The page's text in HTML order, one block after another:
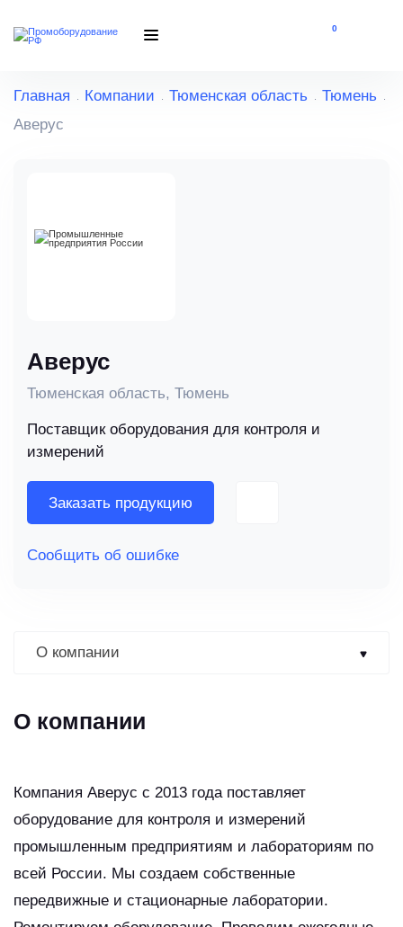
0
Главная Компании Тюменская область
Тюмень
Аверус
Аверус
Тюменская область, Тюмень
Поставщик оборудования для контроля и
измерений
Заказать продукцию
Сообщить об ошибке
О компании
О компании
Компания Аверус с 2013 года поставляет
оборудование для контроля и измерений
промышленным предприятиям и лабораториям по
всей России. Мы создаем собственные
передвижные и стационарные лаборатории.